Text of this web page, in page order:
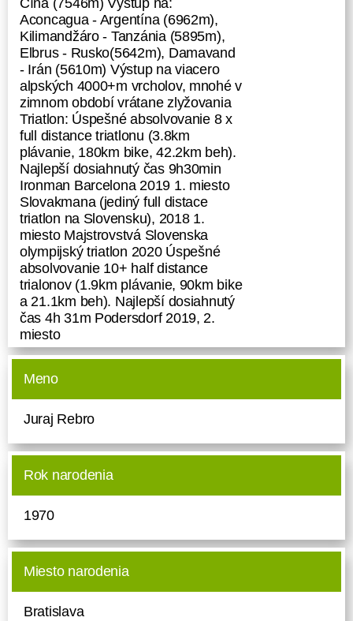
Čína (7546m) Výstup na:
Aconcagua - Argentína (6962m),
Kilimandžáro - Tanzánia (5895m),
Elbrus - Rusko(5642m), Damavand
- Irán (5610m) Výstup na viacero
alpských 4000+m vrcholov, mnohé v
zimnom období vrátane zlyžovania
Triatlon: Úspešné absolvovanie 8 x
full distance triatlonu (3.8km
plávanie, 180km bike, 42.2km beh).
Najlepší dosiahnutý čas 9h30min
Ironman Barcelona 2019 1. miesto
Slovakmana (jediný full distace
triatlon na Slovensku), 2018 1.
miesto Majstrovstvá Slovenska
olympijský triatlon 2020 Úspešné
absolvovanie 10+ half distance
trialonov (1.9km plávanie, 90km bike
a 21.1km beh). Najlepší dosiahnutý
čas 4h 31m Podersdorf 2019, 2.
miesto
Meno
Juraj Rebro
Rok narodenia
1970
Miesto narodenia
Bratislava